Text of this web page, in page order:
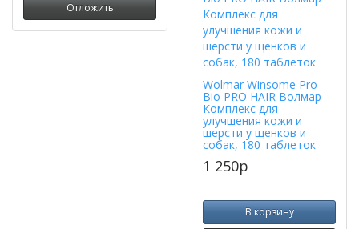
Отложить
Wolmar Winsome Pro
Bio PRO HAIR Волмар
Комплекс для
улучшения кожи и
шерсти у щенков и
собак, 180 таблеток
1 250p
В корзину